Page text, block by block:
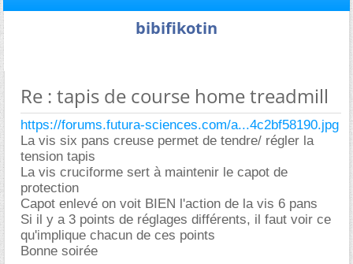
bibifikotin
Re : tapis de course home treadmill
https://forums.futura-sciences.com/a...4c2bf58190.jpg
La vis six pans creuse permet de tendre/ régler la
tension tapis
La vis cruciforme sert à maintenir le capot de
protection
Capot enlevé on voit BIEN l'action de la vis 6 pans
Si il y a 3 points de réglages différents, il faut voir ce
qu'implique chacun de ces points
Bonne soirée